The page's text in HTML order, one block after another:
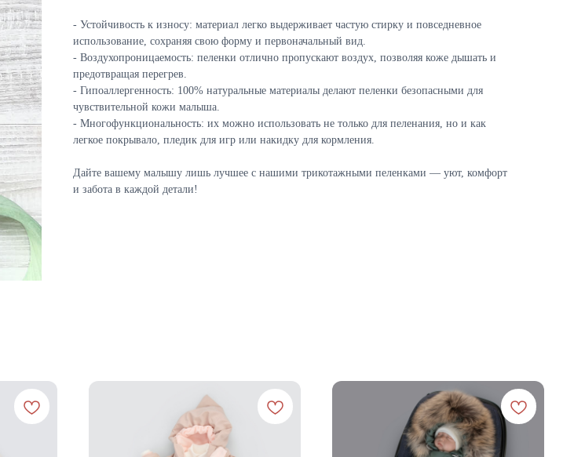
- Устойчивость к износу: материал легко выдерживает частую стирку и повседневное
использование, сохраняя свою форму и первоначальный вид.
- Воздухопроницаемость: пеленки отлично пропускают воздух, позволяя коже дышать и
предотвращая перегрев.
- Гипоаллергенность: 100% натуральные материалы делают пеленки безопасными для
чувствительной кожи малыша.
- Многофункциональность: их можно использовать не только для пеленания, но и как
легкое покрывало, пледик для игр или накидку для кормления.
Дайте вашему малышу лишь лучшее с нашими трикотажными пеленками — уют, комфорт
и забота в каждой детали!